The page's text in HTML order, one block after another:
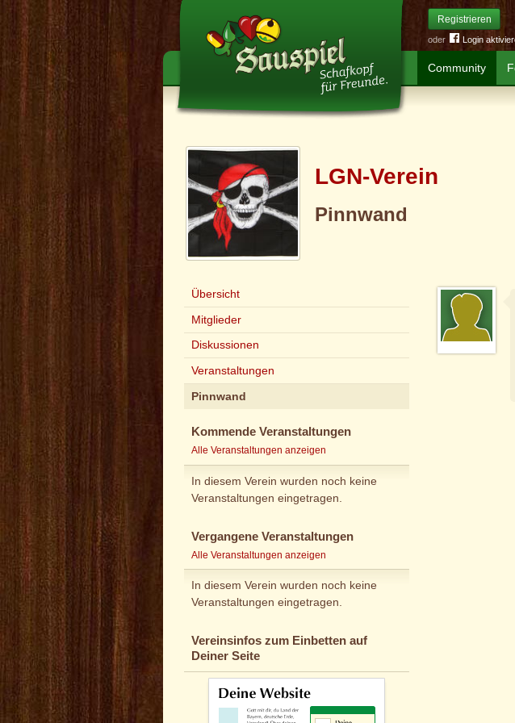
Registrieren
oder Login
Community
LGN-Verein
Pinnwand
Übersicht
Mitglieder
Diskussionen
Veranstaltungen
Pinnwand
Kommende Veranstaltungen
Alle Veranstaltungen anzeigen
In diesem Verein wurden noch keine
Veranstaltungen eingetragen.
Vergangene Veranstaltungen
Alle Veranstaltungen anzeigen
In diesem Verein wurden noch keine
Veranstaltungen eingetragen.
Vereinsinfos zum Einbetten auf
Deiner Seite